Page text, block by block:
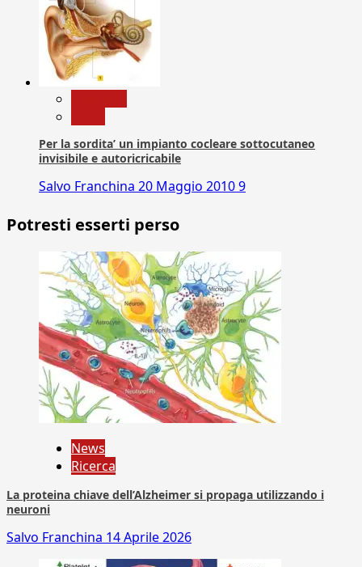
Per la sordita’ un impianto cocleare sottocutaneo
invisibile e autoricricabile
Salvo Franchina 20 Maggio 20109
Potresti esserti perso
News
Ricerca
La proteina chiave dell’Alzheimer si propaga utilizzando i
neuroni
Salvo Franchina 14 Aprile 2026